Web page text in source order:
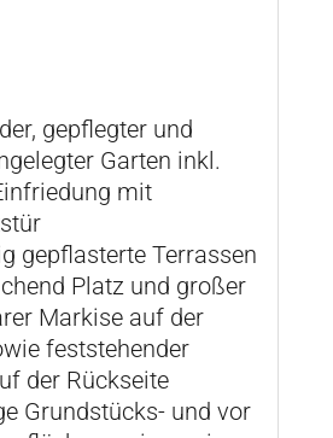
gepflegter und
Garten inkl.
mit
gepflasterte Terrassen
Platz und großer
Markise auf der
feststehender
der Rückseite
Grundstücks- und vor